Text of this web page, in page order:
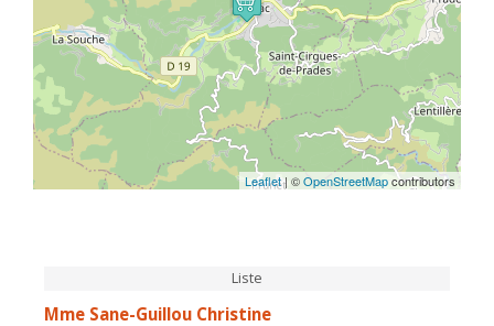
Leaflet| ©OpenStreetMapcontributors
Liste
Mme Sane-Guillou Christine